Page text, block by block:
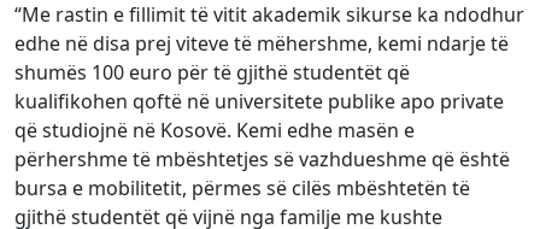
“Me rastin e fillimit të vitit akademik sikurse ka ndodhur
edhe në disa prej viteve të mëhershme, kemi ndarje të
shumës 100 euro për të gjithë studentët që
kualifikohen qoftë në universitete publike apo private
që studiojnë në Kosovë. Kemi edhe masën e
përhershme të mbështetjes së vazhdueshme që është
bursa e mobilitetit, përmes së cilës mbështetën të
gjithë studentët që vijnë nga familje me kushte